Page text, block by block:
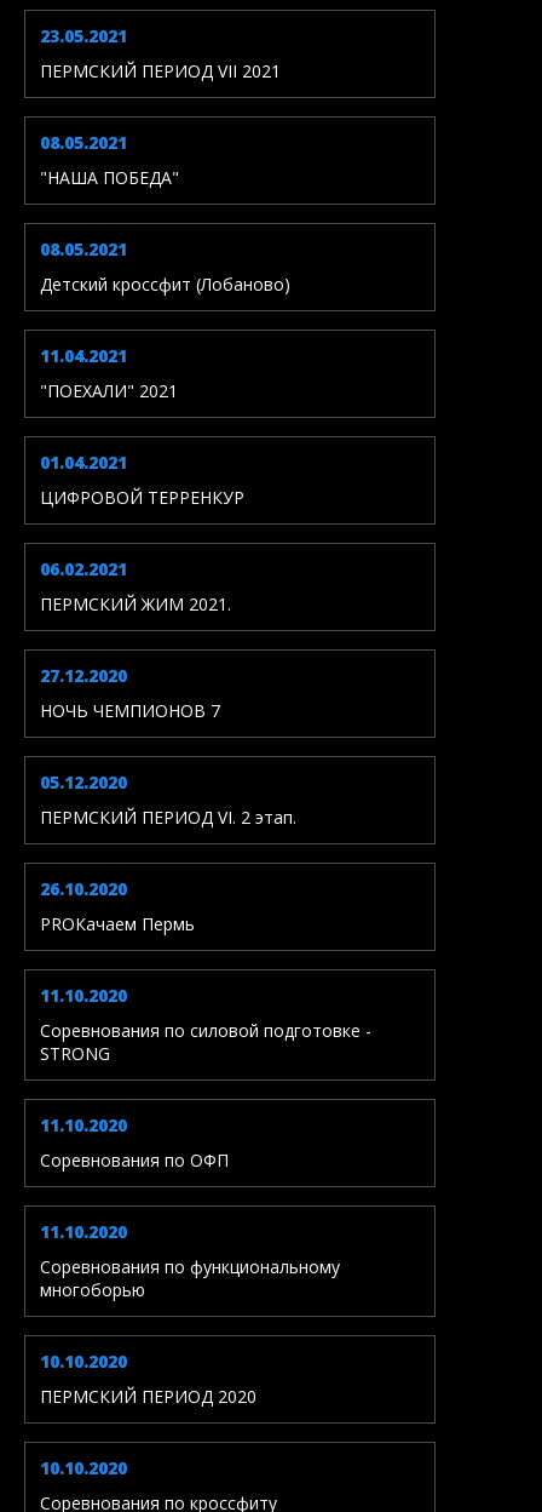
23.05.2021
ПЕРМСКИЙ ПЕРИОД VII 2021
08.05.2021
"НАША ПОБЕДА"
08.05.2021
Детский кроссфит (Лобаново)
11.04.2021
"ПОЕХАЛИ" 2021
01.04.2021
ЦИФРОВОЙ ТЕРРЕНКУР
06.02.2021
ПЕРМСКИЙ ЖИМ 2021.
27.12.2020
НОЧЬ ЧЕМПИОНОВ 7
05.12.2020
ПЕРМСКИЙ ПЕРИОД VI. 2 этап.
26.10.2020
PROКачаем Пермь
11.10.2020
Соревнования по силовой подготовке -
STRONG
11.10.2020
Соревнования по ОФП
11.10.2020
Соревнования по функциональному
многоборью
10.10.2020
ПЕРМСКИЙ ПЕРИОД 2020
10.10.2020
Соревнования по кроссфиту